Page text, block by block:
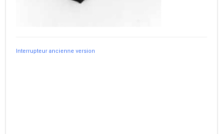
Interrupteur ancienne version